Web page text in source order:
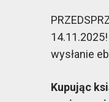
wysłanie
Kupując